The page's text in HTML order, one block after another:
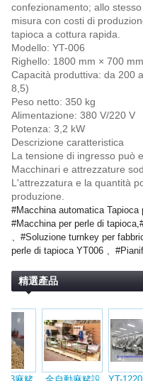
confezionamento; allo
misura con costi di
tapioca a cottura rapida.
Modello: YT-006
Righello: 1800 mm × 700
Capacità produttiva: da 200
8,5)
Peso netto: 350 kg
Alimentazione: 380 V/220 V
Potenza: 3,2 kW
Descrizione caratteristica
La tensione di ingresso può
Macchinari e attrezzature
L'attrezzatura e la quantità
produzione.
#Macchina automatica Tapioca
#Macchina per perle di
、#Soluzione turnkey per
perle di tapioca YT006 、
精選產品